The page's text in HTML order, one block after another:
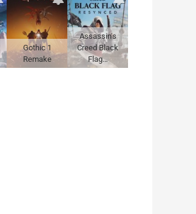
Gothic 1
Remake
Assassin's
Creed Black
Flag…